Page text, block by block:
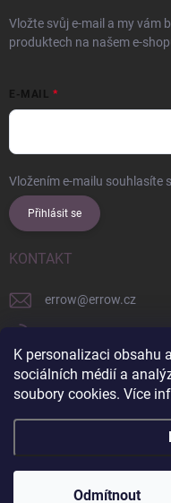
K personalizaci obsahu
sociálních médií a
soubory cookies. Více
Odmítnout
Vložte svůj e-mail a my vám
produktech na našem e-
E-MAIL
Vložením e-mailu souhlasíte s
Přihlásit se
KONTAKT
errow@errow.cz
explore/locations/
Copyright 2026ERROW.